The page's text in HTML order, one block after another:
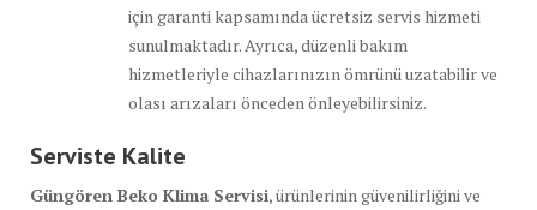
için garanti kapsamında ücretsiz servis hizmeti
sunulmaktadır. Ayrıca, düzenli bakım
hizmetleriyle cihazlarınızın ömrünü uzatabilir ve
olası arızaları önceden önleyebilirsiniz.
Serviste Kalite
Güngören Beko Klima Servisi, ürünlerinin güvenilirliğini ve